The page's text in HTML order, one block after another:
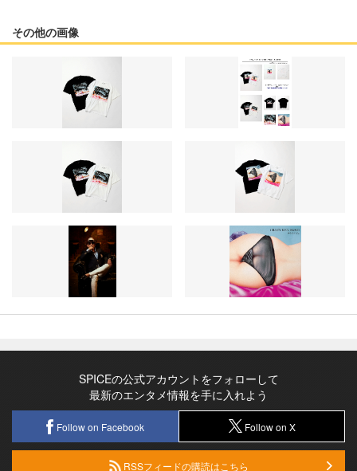
その他の画像
SPICEの公式アカウントをフォローして
最新のエンタメ情報を手に入れよう
Follow on Facebook Follow on X
RSSフィードの購読はこちら